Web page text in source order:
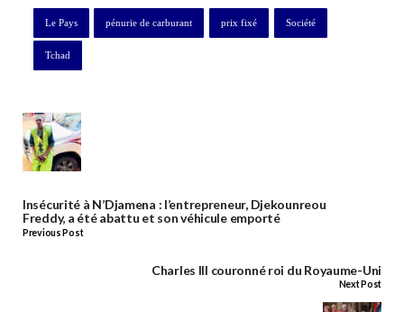
Le Pays pénurie de carburant prix fixé Société
Tchad
Insécurité à N’Djamena : l’entrepreneur, Djekounreou
Freddy, a été abattu et son véhicule emporté
Previous Post
Charles III couronné roi du Royaume-Uni
Next Post